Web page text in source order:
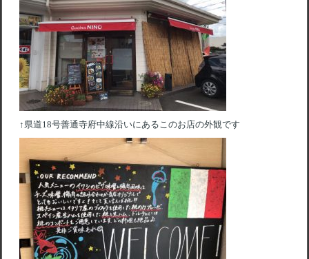
↑県道18号善通寺府中線沿いにあるこのお店の外観です